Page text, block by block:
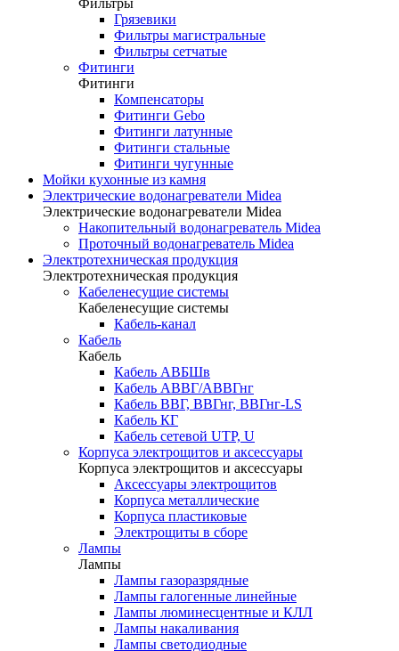
Фильтры
Грязевики
Фильтры магистральные
Фильтры сетчатые
Фитинги
Фитинги
Компенсаторы
Фитинги Gebo
Фитинги латунные
Фитинги стальные
Фитинги чугунные
Мойки кухонные из камня
Электрические водонагреватели Midea
Электрические водонагреватели Midea
Накопительный водонагреватель Midea
Проточный водонагреватель Midea
Электротехническая продукция
Электротехническая продукция
Кабеленесущие системы
Кабеленесущие системы
Кабель-канал
Кабель
Кабель
Кабель АВБШв
Кабель АВВГ/АВВГнг
Кабель ВВГ, ВВГнг, ВВГнг-LS
Кабель КГ
Кабель сетевой UTP, U
Корпуса электрощитов и аксессуары
Корпуса электрощитов и аксессуары
Аксессуары электрощитов
Корпуса металлические
Корпуса пластиковые
Электрощиты в сборе
Лампы
Лампы
Лампы газоразрядные
Лампы галогенные линейные
Лампы люминесцентные и КЛЛ
Лампы накаливания
Лампы светодиодные